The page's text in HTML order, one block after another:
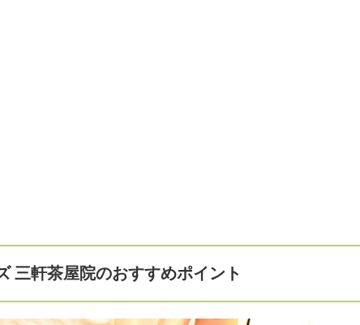
三軒茶屋院のおすすめポイント